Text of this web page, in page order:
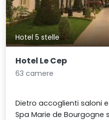
Hotel 5 stelle
Hotel Le Cep
63 camere
Dietro accoglienti saloni
Spa Marie de Bourgogne